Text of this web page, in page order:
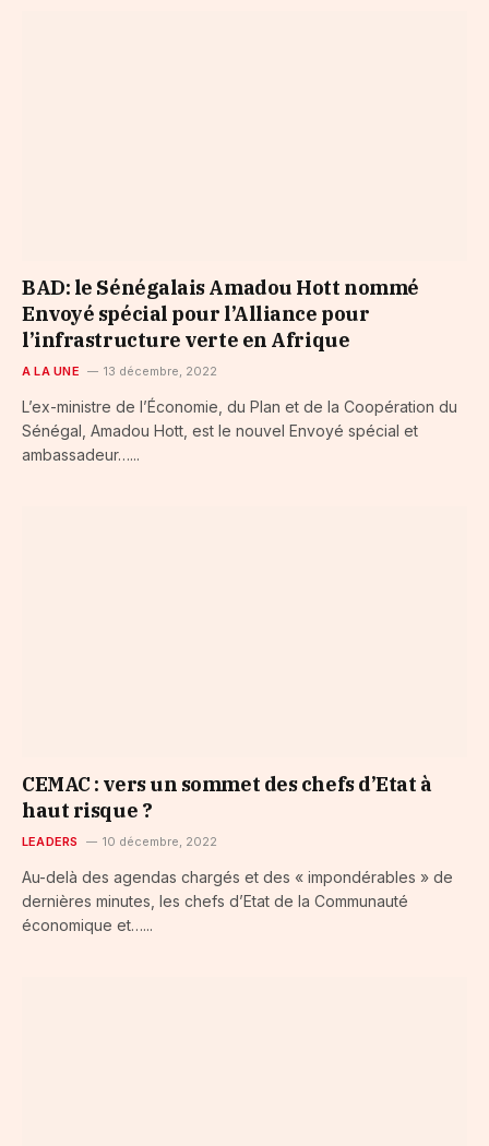
BAD: le Sénégalais Amadou Hott nommé
Envoyé spécial pour l’Alliance pour
l’infrastructure verte en Afrique
A LA UNE 13 décembre, 2022
L’ex-ministre de l’Économie, du Plan et de la Coopération du
Sénégal, Amadou Hott, est le nouvel Envoyé spécial et
ambassadeur…...
CEMAC : vers un sommet des chefs d’Etat à
haut risque ?
LEADERS 10 décembre, 2022
Au-delà des agendas chargés et des « impondérables » de
dernières minutes, les chefs d’Etat de la Communauté
économique et…...